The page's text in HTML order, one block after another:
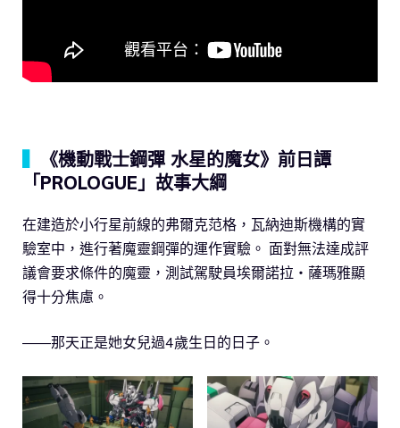
《機動戰士鋼彈 水星的魔女》前日譚
「PROLOGUE」故事大綱
在建造於小行星前線的弗爾克范格，瓦納迪斯機構的實
驗室中，進行著魔靈鋼彈的運作實驗。 面對無法達成評
議會要求條件的魔靈，測試駕駛員埃爾諾拉・薩瑪雅顯
得十分焦慮。
――那天正是她女兒過4歲生日的日子。